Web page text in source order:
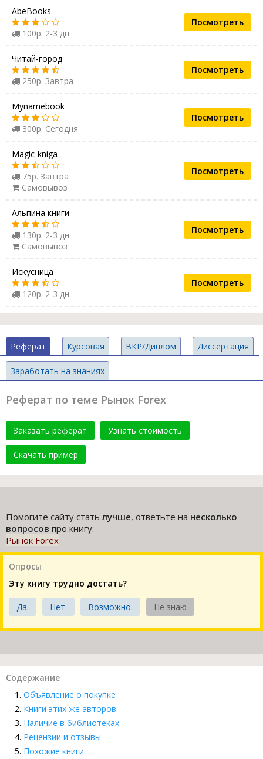
AbeBooks
100р. 2-3 дн.
Посмотреть
Читай-город
250р. Завтра
Посмотреть
Mynamebook
300р. Сегодня
Посмотреть
Magic-kniga
75р. Завтра
Самовывоз
Посмотреть
Альпина книги
130р. 2-3 дн.
Самовывоз
Посмотреть
Искусница
120р. 2-3 дн.
Посмотреть
Реферат Курсовая ВКР/Диплом Диссертация
Заработать на знаниях
Реферат по теме Рынок Forex
Заказать реферат Узнать стоимость
Скачать пример
Помогите сайту статьлучше, ответьте на несколько
вопросов про книгу:
Рынок Forex
Опросы
Эту книгу трудно достать?
Да. Нет. Возможно. Не знаю
Содержание
Объявление о покупке
Книги этих же авторов
Наличие в библиотеках
Рецензии и отзывы
Похожие книги